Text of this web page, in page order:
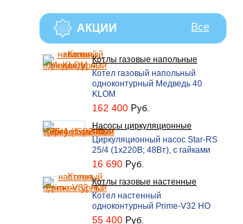
АКЦИИ Все
Котлы газовые напольные
Котел газовый напольный
одноконтурный Медведь 40
KLOM
162 400 Руб.
Насосы циркуляционные
Циркуляционный насос Star-RS
25/4 (1х220В; 48Вт), с гайками
16 690 Руб.
Котлы газовые настенные
Котел настенный
одноконтурный Prime-V32 НО
55 400 Руб.